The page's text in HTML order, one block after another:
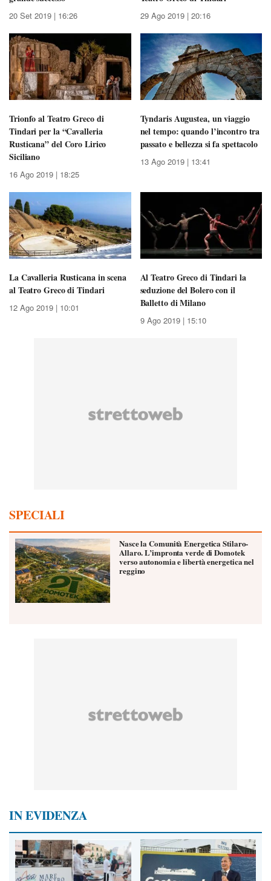
20 Set 2019 | 16:26 29 Ago 2019 | 20:16
Trionfo al Teatro Greco di
Tindari per la “Cavalleria
Rusticana” del Coro Lirico
Siciliano
16 Ago 2019 | 18:25
Tyndaris Augustea, un viaggio
nel tempo: quando l’incontro tra
passato e bellezza si fa spettacolo
13 Ago 2019 | 13:41
La Cavalleria Rusticana in scena
al Teatro Greco di Tindari
12 Ago 2019 | 10:01
Al Teatro Greco di Tindari la
seduzione del Bolero con il
Balletto di Milano
9 Ago 2019 | 15:10
SPECIALI
Nasce la Comunità Energetica Stilaro-
Allaro. L’impronta verde di Domotek
verso autonomia e libertà energetica nel
reggino
IN EVIDENZA